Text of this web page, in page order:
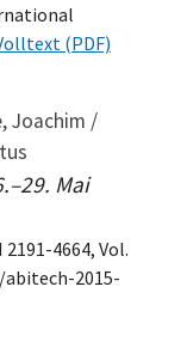
(PDF)
Joachim /
Mai
4664, Vol.
abitech-2015-